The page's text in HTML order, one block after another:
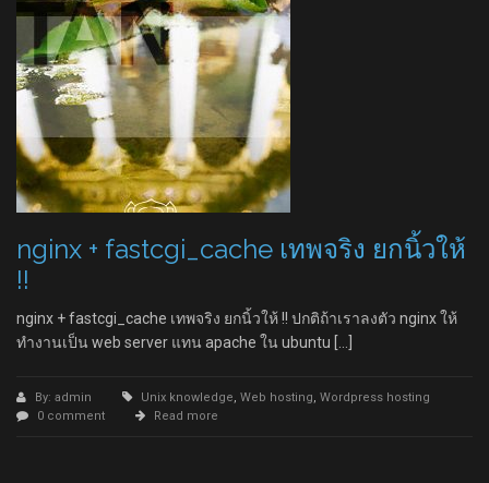
nginx + fastcgi_cache เทพจริง ยกนิ้วให้
!!
nginx + fastcgi_cache เทพจริง ยกนิ้วให้ !! ปกติถ้าเราลงตัว nginx ให้
ทำงานเป็น web server แทน apache ใน ubuntu […]
By: admin Unix knowledge, Web hosting, Wordpress hosting
0 comment
Read more